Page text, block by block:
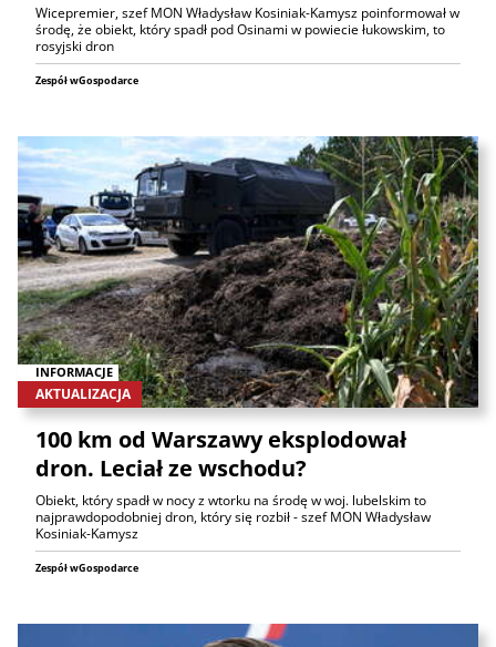
Wicepremier, szef MON Władysław Kosiniak-Kamysz poinformował w
środę, że obiekt, który spadł pod Osinami w powiecie łukowskim, to
rosyjski dron
Zespół wGospodarce
INFORMACJE
AKTUALIZACJA
100 km od Warszawy eksplodował
dron. Leciał ze wschodu?
Obiekt, który spadł w nocy z wtorku na środę w woj. lubelskim to
najprawdopodobniej dron, który się rozbił - szef MON Władysław
Kosiniak-Kamysz
Zespół wGospodarce